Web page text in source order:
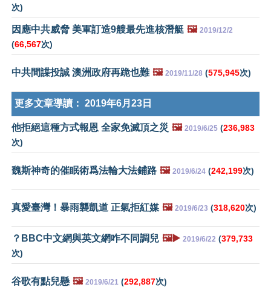
次)
因應中共威脅 美軍訂造9艘最先進核潛艇 🖼️ 2019/12/2
(66,567次)
中共間諜投誠 澳洲政府再跪也難 🖼️ 2019/11/28 (575,945次)
更多文章導讀： 2019年6月23日
他拒絕這種方式報恩 全家免滅頂之災 🖼️ 2019/6/25 (236,983
次)
魏斯神奇的催眠術爲法輪大法鋪路 🖼️ 2019/6/24 (242,199次)
真愛臺灣！暴雨襲凱道 正氣拒紅媒 🖼️ 2019/6/23 (318,620次)
？BBC中文網與英文網咋不同調兒 🖼️▶️ 2019/6/22 (379,733
次)
谷歌有點兒懸 🖼️ 2019/6/21 (292,887次)